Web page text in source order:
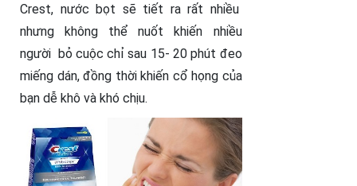
Crest, nước bọt sẽ tiết ra rất nhiều
nhưng không thể nuốt khiến nhiều
người bỏ cuộc chỉ sau 15- 20 phút đeo
miếng dán, đồng thời khiến cổ họng của
bạn dễ khô và khó chịu.